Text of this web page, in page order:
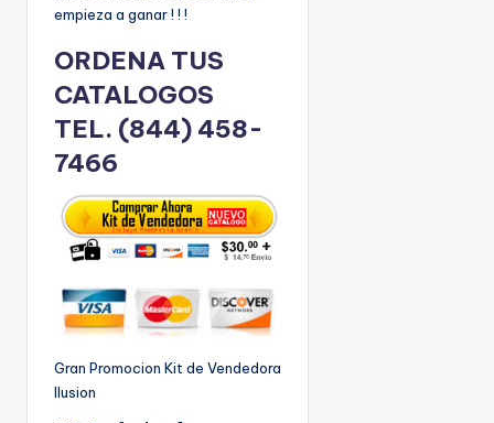
empieza a ganar ! ! !
ORDENA TUS
CATALOGOS
TEL. (844) 458-
7466
Gran Promocion Kit de Vendedora
Ilusion